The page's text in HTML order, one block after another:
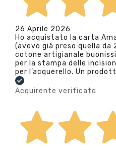
26 Aprile 2026
Ho acquistato la carta
(avevo già preso quella da
cotone artigianale
per la stampa delle
per l’acquerello. Un
Acquirente verificato